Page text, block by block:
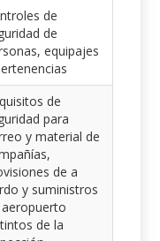
de
de
equipajes
de
para
y material de
de a
y suministros
de la